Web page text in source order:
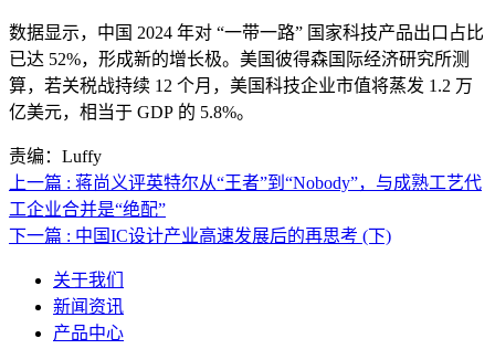
数据显示，中国 2024 年对 “一带一路” 国家科技产品出口占比
已达 52%，形成新的增长极。美国彼得森国际经济研究所测
算，若关税战持续 12 个月，美国科技企业市值将蒸发 1.2 万
亿美元，相当于 GDP 的 5.8%。
责编：Luffy
上一篇 : 蒋尚义评英特尔从“王者”到“Nobody”，与成熟工艺代
工企业合并是“绝配”
下一篇 : 中国IC设计产业高速发展后的再思考 (下)
关于我们
新闻资讯
产品中心